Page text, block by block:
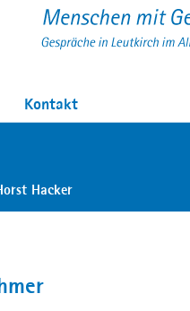
Kontakt
Hacker